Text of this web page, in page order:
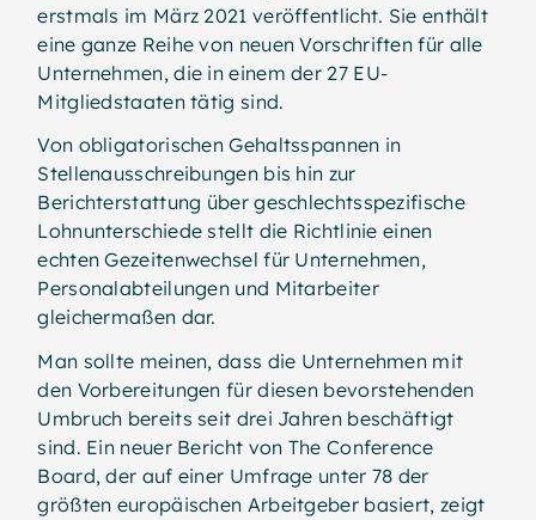
erstmals im März 2021 veröffentlicht. Sie enthält
eine ganze Reihe von neuen Vorschriften für alle
Unternehmen, die in einem der 27 EU-
Mitgliedstaaten tätig sind.
Von obligatorischen Gehaltsspannen in
Stellenausschreibungen bis hin zur
Berichterstattung über geschlechtsspezifische
Lohnunterschiede stellt die Richtlinie einen
echten Gezeitenwechsel für Unternehmen,
Personalabteilungen und Mitarbeiter
gleichermaßen dar.
Man sollte meinen, dass die Unternehmen mit
den Vorbereitungen für diesen bevorstehenden
Umbruch bereits seit drei Jahren beschäftigt
sind. Ein neuer Bericht von The Conference
Board, der auf einer Umfrage unter 78 der
größten europäischen Arbeitgeber basiert, zeigt